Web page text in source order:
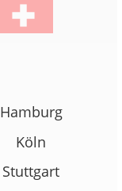
Hamburg
Köln
Stuttgart